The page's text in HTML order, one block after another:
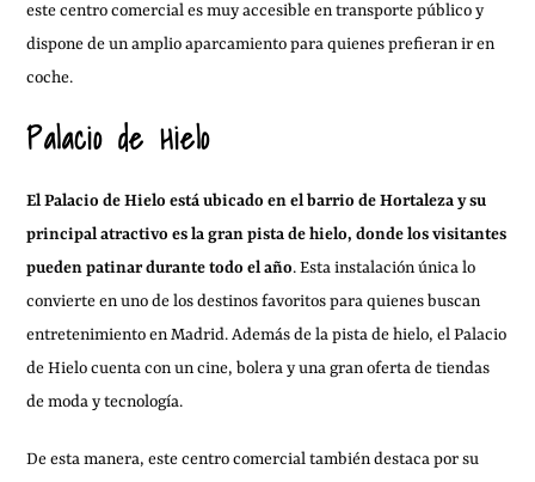
este centro comercial es muy accesible en transporte público y
dispone de un amplio aparcamiento para quienes prefieran ir en
coche.
Palacio de Hielo
El Palacio de Hielo está ubicado en el barrio de Hortaleza y su
principal atractivo es la gran pista de hielo, donde los visitantes
pueden patinar durante todo el año. Esta instalación única lo
convierte en uno de los destinos favoritos para quienes buscan
entretenimiento en Madrid. Además de la pista de hielo, el Palacio
de Hielo cuenta con un cine, bolera y una gran oferta de tiendas
de moda y tecnología.
De esta manera, este centro comercial también destaca por su